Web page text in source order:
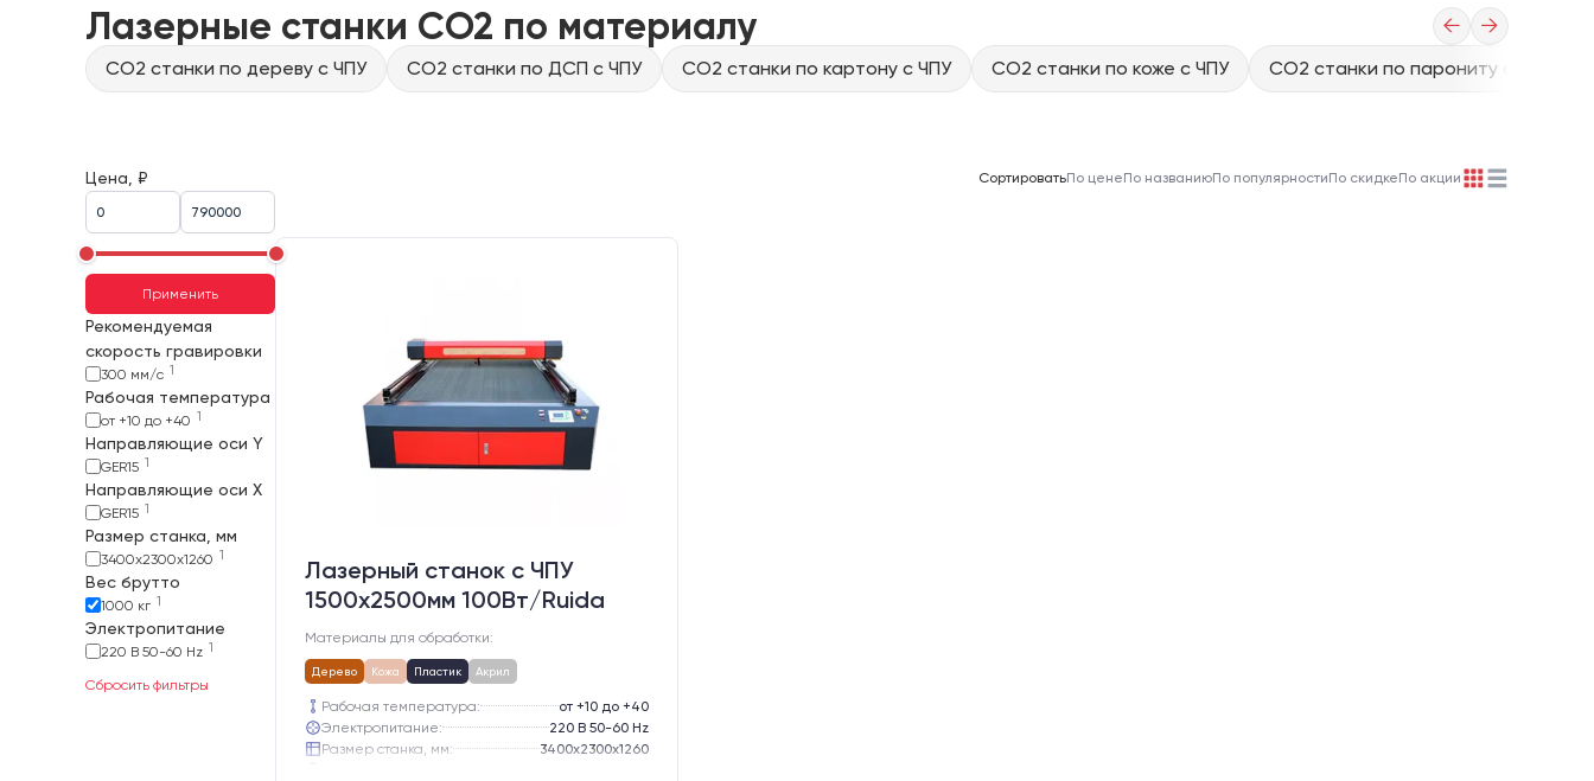
Лазерные станки CO2 по материалу ← →
CO2 станки по дереву с ЧПУ CO2 станки по ДСП с ЧПУ CO2 станки по картону с ЧПУ CO2 станки по коже с ЧПУ CO2 станки по парониту с ЧПУ
Цена, ₽
Применить
Рекомендуемая
скорость гравировки
300 мм/с 1
Рабочая температура
от +10 до +40 1
Направляющие оси Y
GER15 1
Направляющие оси Х
GER15 1
Размер станка, мм
3400х2300х1260 1
Вес брутто
1000 кг 1
Электропитание
220 В 50-60 Hz 1
Сбросить фильтры
СортироватьПо ценеПо названиюПо популярностиПо скидкеПо акции
Лазерный станок c ЧПУ
1500х2500мм 100Вт/Ruida
Материалы для обработки:
Дерево Кожа Пластик Акрил
Рабочая температура:
от +10 до +40
Электропитание:
220 В 50-60 Hz
Размер станка, мм:
3400х2300х1260